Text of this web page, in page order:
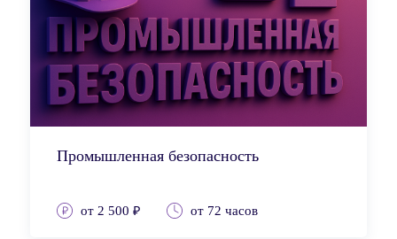
Промышленная безопасность
от 2 500 ₽ от 72 часов